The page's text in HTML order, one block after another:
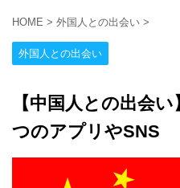
HOME > 外国人との出会い >
外国人との出会い
【中国人との出会
つのアプリやSNS